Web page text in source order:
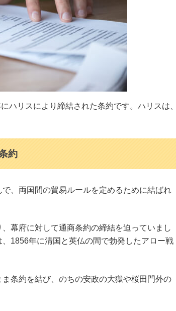
ハリスにより締結された条約です。ハリスは、
約
、両国間の貿易ルールを定めるために結ばれ
幕府に対して通商条約の締結を迫っていまし
1856年に清国と英仏の間で勃発したアロー戦
条約を結び、のちの安政の大獄や桜田門外の